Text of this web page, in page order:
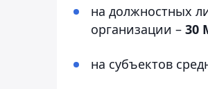
на должностных
организации – 30
на субъектов